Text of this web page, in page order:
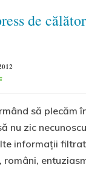
de
să plecăm
nu zic
informații
români,